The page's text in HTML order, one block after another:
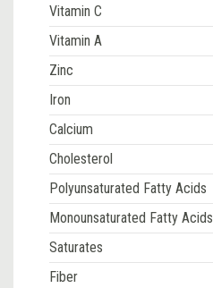
Vitamin C
Vitamin A
Zinc
Iron
Calcium
Cholesterol
Polyunsaturated Fatty Acids
Monounsaturated Fatty Acids
Saturates
Fiber